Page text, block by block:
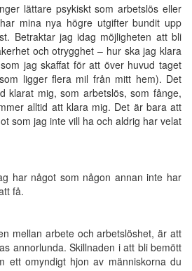
lättare psykiskt som arbetslös eller
mina nya högre utgifter bundit upp
Betraktar jag idag möjligheten att bli
och otrygghet – hur ska jag klara
jag skaffat för att över huvud taget
ligger flera mil från mitt hem). Det
klarat mig, som arbetslös, som fånge,
alltid att klara mig. Det är bara att
som jag inte vill ha och aldrig har velat
har något som någon annan inte har
få.
mellan arbete och arbetslöshet, är att
annorlunda. Skillnaden i att bli bemött
ett omyndigt hjon av människorna du